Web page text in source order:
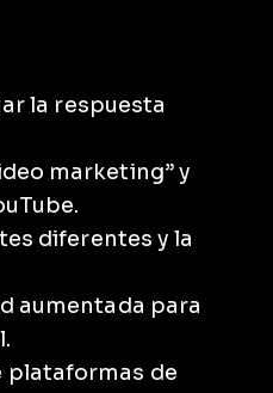
la respuesta
marketing” y
diferentes y la
aumentada para
plataformas de